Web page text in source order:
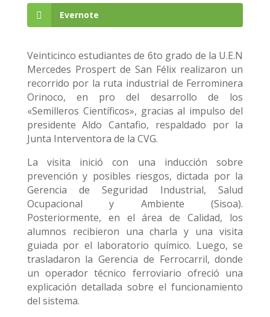
Evernote
Veinticinco estudiantes de 6to grado de la U.E.N
Mercedes Prospert de San Félix realizaron un
recorrido por la ruta industrial de Ferrominera
Orinoco, en pro del desarrollo de los
«Semilleros Científicos», gracias al impulso del
presidente Aldo Cantafio, respaldado por la
Junta Interventora de la CVG.
La visita inició con una inducción sobre
prevención y posibles riesgos, dictada por la
Gerencia de Seguridad Industrial, Salud
Ocupacional y Ambiente (Sisoa).
Posteriormente, en el área de Calidad, los
alumnos recibieron una charla y una visita
guiada por el laboratorio químico. Luego, se
trasladaron la Gerencia de Ferrocarril, donde
un operador técnico ferroviario ofreció una
explicación detallada sobre el funcionamiento
del sistema.